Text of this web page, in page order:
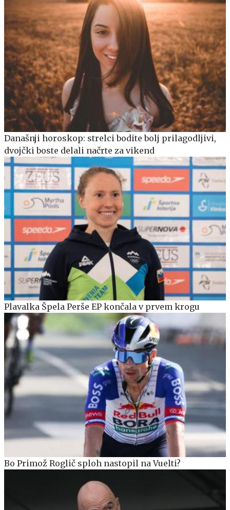
Današnji horoskop: strelci bodite bolj prilagodljivi,
dvojčki boste delali načrte za vikend
Plavalka Špela Perše EP končala v prvem krogu
Bo Primož Roglič sploh nastopil na Vuelti?